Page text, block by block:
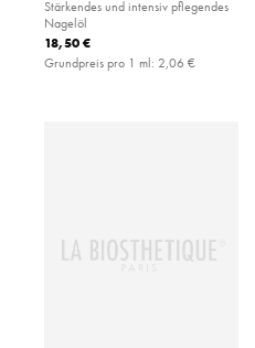
Stärkendes und intensiv pflegendes
Nagelöl
18,50 €
Grundpreis pro 1 ml: 2,06 €